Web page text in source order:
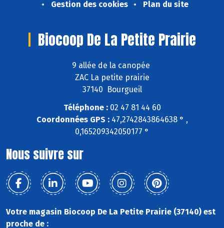
Gestion des cookies
Plan du site
Biocoop De La Petite Prairie
9 allée de la canopée
ZAC La petite prairie
37140 Bourgueil
Téléphone :02 47 81 44 60
Coordonnées GPS :47,2742843864638 ° ,
0,165209342050177 °
Nous suivre sur
Votre magasin Biocoop De La Petite Prairie (37140) est
proche de :